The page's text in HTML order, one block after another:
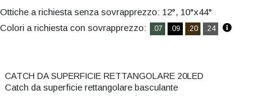
Ottiche a richiesta senza sovrapprezzo: 12°, 10°x44°
Colori a richiesta con sovrapprezzo:
.07 .09 .20 .24
CATCH DA SUPERFICIE RETTANGOLARE 20LED
Catch da superficie rettangolare basculante